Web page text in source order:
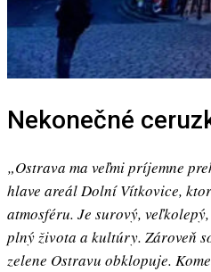
Nekonečné
„Ostrava ma veľmi príjemne
hlave areál Dolní Vítkovice,
atmosféru. Je surový,
plný života a kultúry. Zároveň
zelene Ostravu obklopuje.